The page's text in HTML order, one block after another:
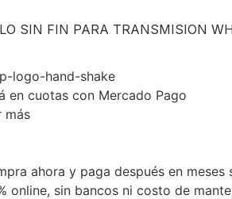
SIN FIN PARA TRANSMISION
en cuotascon Mercado Pago
más
ahora y paga después en meses
online, sin bancos ni costo de